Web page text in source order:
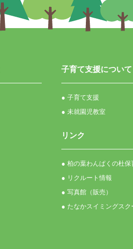
子育て支援について
● 子育て支援
● 未就園児教室
リンク
● 柏の葉わんぱくの杜保
● リクルート情報
● 写真館（販売）
● たなかスイミングスク